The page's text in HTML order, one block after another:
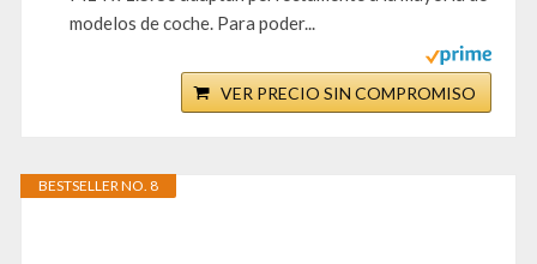
modelos de coche. Para poder...
VER PRECIO SIN COMPROMISO
BESTSELLER NO. 8